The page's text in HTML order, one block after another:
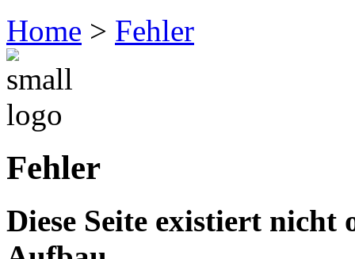
Home > Fehler
Fehler
Diese Seite existiert nicht